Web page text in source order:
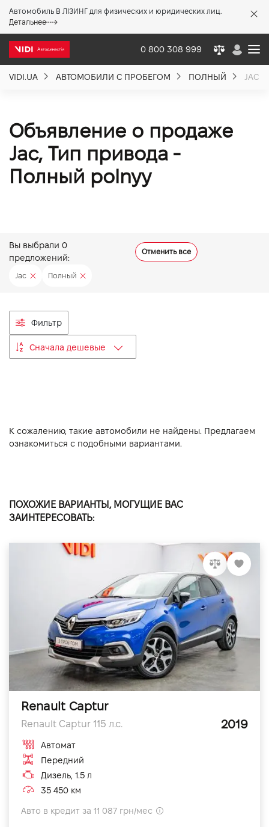
Автомобиль В ЛІЗИНГ для физических и юридических лиц.
Детальнее
0 800 308 999
VIDI.UA АВТОМОБИЛИ С ПРОБЕГОМ ПОЛНЫЙ JAC
Объявление о продаже
Jac, Тип привода -
Полный polnyy
Вы выбрали 0
предложений:
Отменить все
Jac Полный
Фильтр
Сначала дешевые
К сожалению, такие автомобили не найдены. Предлагаем
ознакомиться с подобными вариантами.
ПОХОЖИЕ ВАРИАНТЫ, МОГУЩИЕ ВАС
ЗАИНТЕРЕСОВАТЬ:
Renault Captur
Renault Captur 115 л.с. 2019
Автомат
Передний
Дизель, 1.5 л
35 450 км
Авто в кредит за 11 087 грн/мес
Акции %
Новости
Вакансии
VIDI Карьера
Контакты
Підпишись на наш канал та слідкуй за